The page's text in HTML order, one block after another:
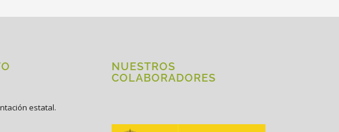
estatal.
NUESTROS
COLABORADORES